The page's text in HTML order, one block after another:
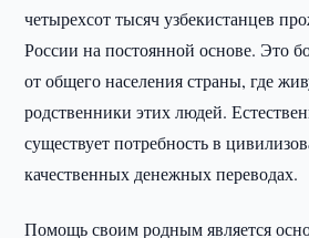
четырехсот тысяч узбекистанцев
России на постоянной основе. Это
от общего населения страны, где
родственники этих людей.
существует потребность в
качественных денежных переводах.
Помощь своим родным является